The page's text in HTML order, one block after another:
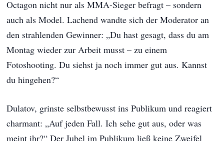
Octagon nicht nur als MMA-Sieger befragt – sondern
auch als Model. Lachend wandte sich der Moderator an
den strahlenden Gewinner: „Du hast gesagt, dass du am
Montag wieder zur Arbeit musst – zu einem
Fotoshooting. Du siehst ja noch immer gut aus. Kannst
du hingehen?“
Dulatov, grinste selbstbewusst ins Publikum und reagiert
charmant: „Auf jeden Fall. Ich sehe gut aus, oder was
meint ihr?“ Der Jubel im Publikum ließ keine Zweifel